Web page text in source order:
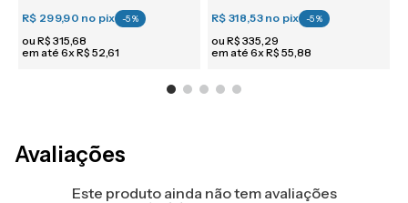
R$ 299,90 no pix -5%
ou R$ 315,68
em até 6xR$ 52,61
R$ 318,53 no pix -5%
ou R$ 335,29
em até 6xR$ 55,88
Avaliações
Este produto ainda não tem avaliações